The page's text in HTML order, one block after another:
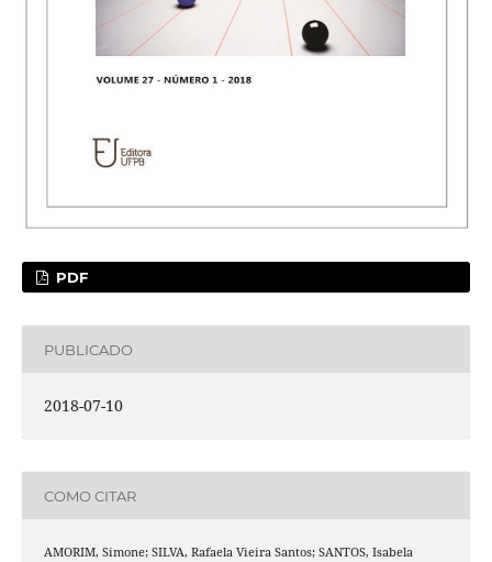
PDF
PUBLICADO
2018-07-10
COMO CITAR
AMORIM, Simone; SILVA, Rafaela Vieira Santos; SANTOS, Isabela